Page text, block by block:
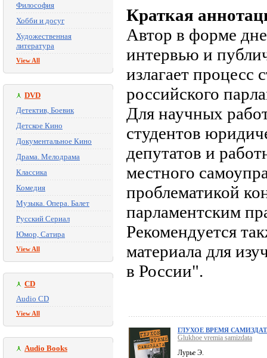
Философия
Хобби и досуг
Художественная
литература
View All
DVD
Детектив, Боевик
Детское Кино
Документальное Кино
Драма. Мелодрама
Классика
Комедия
Музыка. Опера. Балет
Русский Сериал
Юмор, Сатира
View All
CD
Audio CD
View All
Audio Books
Краткая
Автор в форме
интервью и
излагает процесс
российского
Для научных
студентов
депутатов и
местного
проблематикой
парламентским
Рекомендуется
материала для
в России".
ГЛУХОЕ ВРЕМЯ
Glukhoe vremia samizdata
Лурье Э.